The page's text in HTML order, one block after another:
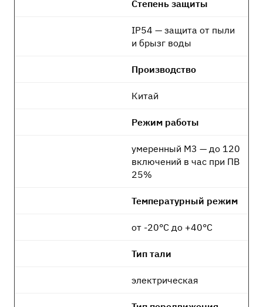
Степень защиты
IP54 — защита от пыли
и брызг воды
Производство
Китай
Режим работы
умеренный М3 — до 120
включений в час при ПВ
25%
Температурный режим
от -20°C до +40°C
Тип тали
электрическая